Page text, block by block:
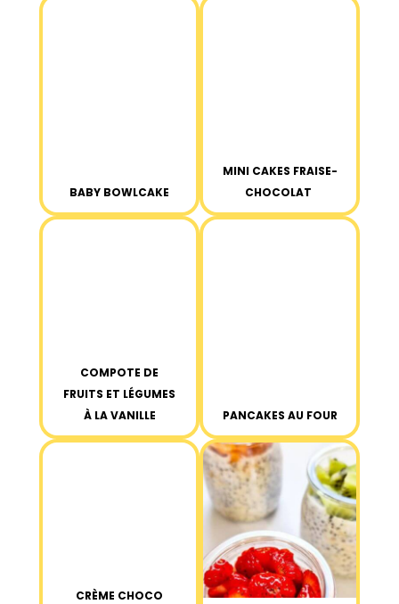
BABY BOWLCAKE
MINI CAKES FRAISE-
CHOCOLAT
COMPOTE DE
FRUITS ET LÉGUMES
À LA VANILLE
PANCAKES AU FOUR
CRÈME CHOCO